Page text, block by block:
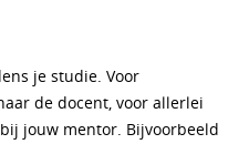
je studie. Voor
de docent, voor allerlei
jouw mentor. Bijvoorbeeld